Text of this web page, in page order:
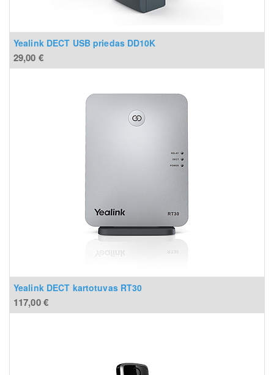
Yealink DECT USB priedas DD10K
29,00 €
Yealink DECT kartotuvas RT30
117,00€